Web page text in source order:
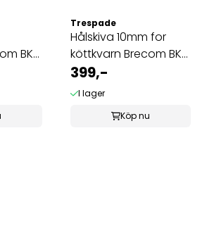
BK-
Trespade
Hålskiva 10mm for
köttkvarn Brecom BK-
1200/TC-12
399,-
I lager
Köp nu